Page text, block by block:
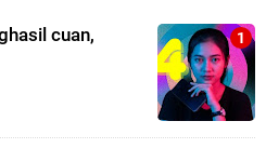
cuan,